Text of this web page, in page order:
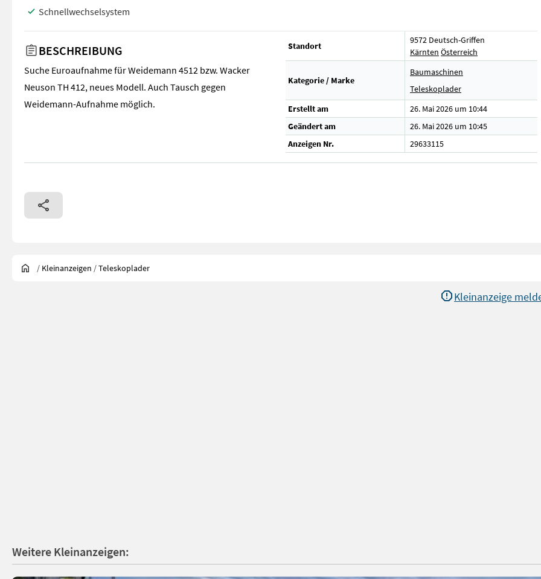
Schnellwechselsystem
BESCHREIBUNG
Suche Euroaufnahme für Weidemann 4512 bzw. Wacker
Neuson TH 412, neues Modell. Auch Tausch gegen
Weidemann-Aufnahme möglich.
Standort
9572 Deutsch-Griffen
Kärnten Österreich
Kategorie / Marke
Baumaschinen
Teleskoplader
Erstellt am
26. Mai 2026 um 10:44
Geändert am
26. Mai 2026 um 10:45
Anzeigen Nr.
29633115
/ Kleinanzeigen /Teleskoplader
Kleinanzeige
Weitere Kleinanzeigen: